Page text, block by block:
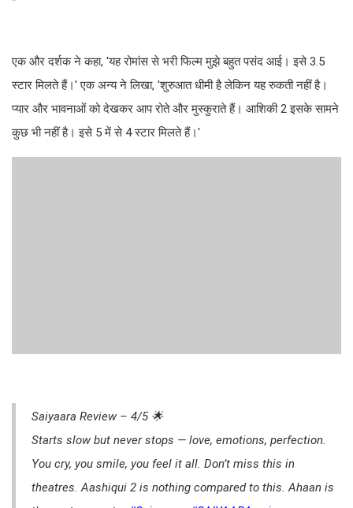
एक और दर्शक ने कहा, 'यह रोमांस से भरी फिल्म मुझे बहुत पसंद आई। इसे 3.5
स्टार मिलते हैं।' एक अन्य ने लिखा, 'शुरुआत धीमी है लेकिन यह रुकती नहीं है।
प्यार और भावनाओं को देखकर आप रोते और मुस्कुराते हैं। आशिकी 2 इसके सामने
कुछ भी नहीं है। इसे 5 में से 4 स्टार मिलते हैं।'
Saiyaara Review – 4/5 🌟
Starts slow but never stops — love, emotions, perfection.
You cry, you smile, you feel it all. Don’t miss this in
theatres. Aashiqui 2 is nothing compared to this. Ahaan is